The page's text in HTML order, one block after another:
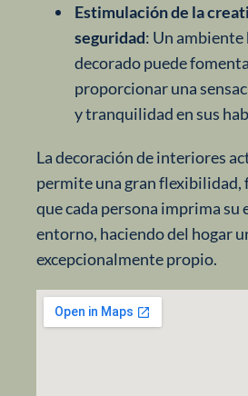
Estimulación de la
seguridad: Un
decorado puede
proporcionar una
y tranquilidad en sus
La decoración de interiores
permite una gran flexibilidad,
que cada persona imprima su
entorno, haciendo del hogar
excepcionalmente propio.